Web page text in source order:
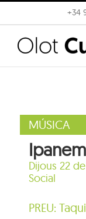
to
content
+34
MÚSICA
Dijous 22
Social
PREU: